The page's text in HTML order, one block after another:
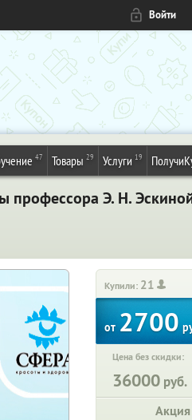
Войти
47 Товары 29 Услуги 19
профессора Э. Н.
Купили: 21
от 2700
Цена без скидки:
36000 руб.